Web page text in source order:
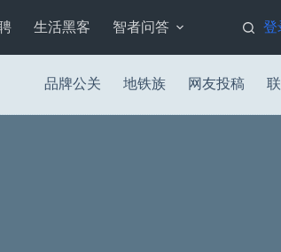
生活黑客 智者问答 登
品牌公关 地铁族 网友投稿